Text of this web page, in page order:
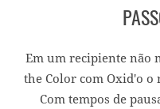
Em um recipiente não
the Color com Oxid'o o
Com tempos de